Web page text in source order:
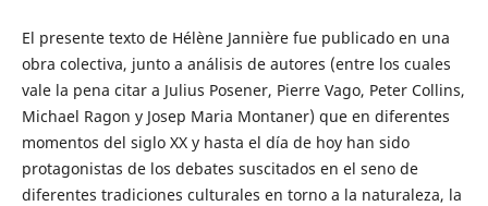
El presente texto de Hélène Jannière fue publicado en una
obra colectiva, junto a análisis de autores (entre los cuales
vale la pena citar a Julius Posener, Pierre Vago, Peter Collins,
Michael Ragon y Josep Maria Montaner) que en diferentes
momentos del siglo XX y hasta el día de hoy han sido
protagonistas de los debates suscitados en el seno de
diferentes tradiciones culturales en torno a la naturaleza, la